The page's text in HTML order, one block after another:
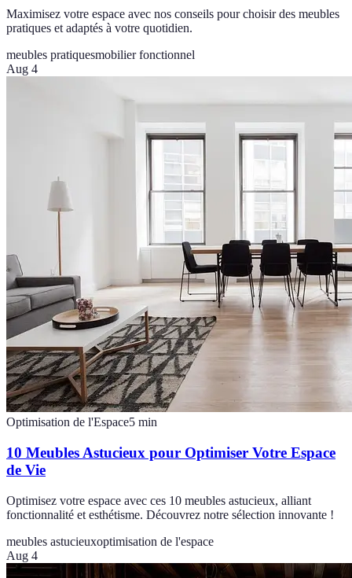
Maximisez votre espace avec nos conseils pour choisir des meubles
pratiques et adaptés à votre quotidien.
meubles pratiquesmobilier fonctionnel
Aug 4
Optimisation de l'Espace5 min
10 Meubles Astucieux pour Optimiser Votre Espace
de Vie
Optimisez votre espace avec ces 10 meubles astucieux, alliant
fonctionnalité et esthétisme. Découvrez notre sélection innovante !
meubles astucieuxoptimisation de l'espace
Aug 4